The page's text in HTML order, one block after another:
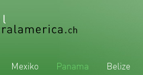
Mexiko Panama Belize